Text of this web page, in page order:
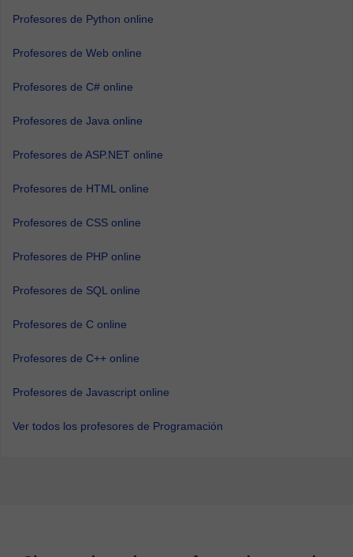
Profesores de Python online
Profesores de Web online
Profesores de C# online
Profesores de Java online
Profesores de ASP.NET online
Profesores de HTML online
Profesores de CSS online
Profesores de PHP online
Profesores de SQL online
Profesores de C online
Profesores de C++ online
Profesores de Javascript online
Ver todos los profesores de Programación